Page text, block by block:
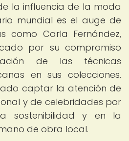
la influencia de la moda
mundial es el auge de
como Carla Fernández,
por su compromiso
de las técnicas
en sus colecciones.
captar la atención de
y de celebridades por
sostenibilidad y en la
de obra local.